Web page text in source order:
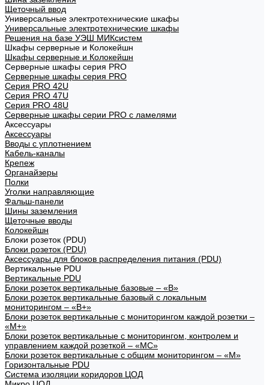
Щеточный ввод
Универсальные электротехнические шкафы
Универсальные электротехнические шкафы
Решения на базе УЭШ МИКсистем
Шкафы серверные и Колокейшн
Шкафы серверные и Колокейшн
Серверные шкафы серия PRO
Серверные шкафы серия PRO
Серия PRO 42U
Серия PRO 47U
Серия PRO 48U
Серверные шкафы серии PRO с ламелями
Аксессуары
Аксессуары
Вводы с уплотнением
Кабель-каналы
Крепеж
Органайзеры
Полки
Уголки направляющие
Фальш-панели
Шины заземления
Щеточные вводы
Колокейшн
Блоки розеток (PDU)
Блоки розеток (PDU)
Аксессуары для блоков распределения питания (PDU)
Вертикальные PDU
Вертикальные PDU
Блоки розеток вертикальные базовые – «В»
Блоки розеток вертикальные базовый с локальным
мониторингом – «В+»
Блоки розеток вертикальные с мониторингом каждой розетки –
«М+»
Блоки розеток вертикальные с мониторингом, контролем и
управлением каждой розеткой – «МС»
Блоки розеток вертикальные с общим мониторингом – «М»
Горизонтальные PDU
Система изоляции коридоров ЦОД